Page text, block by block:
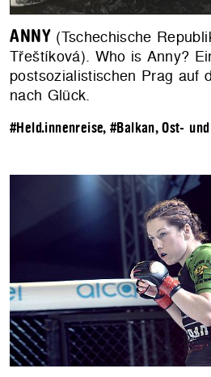
ANNY (Tschechische
Třeštíková). Who is Anny?
postsozialistischen Prag auf
nach Glück.
#Held.innenreise, #Balkan, Ost-